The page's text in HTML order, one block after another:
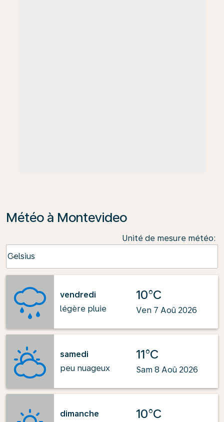
Météo à Montevideo
Unité de mesure météo:
Celsius
keyboard_arrow_down
vendredi
légère pluie
10°C
Ven 7 Aoû 2026
samedi
peu nuageux
11°C
Sam 8 Aoû 2026
dimanche
10°C